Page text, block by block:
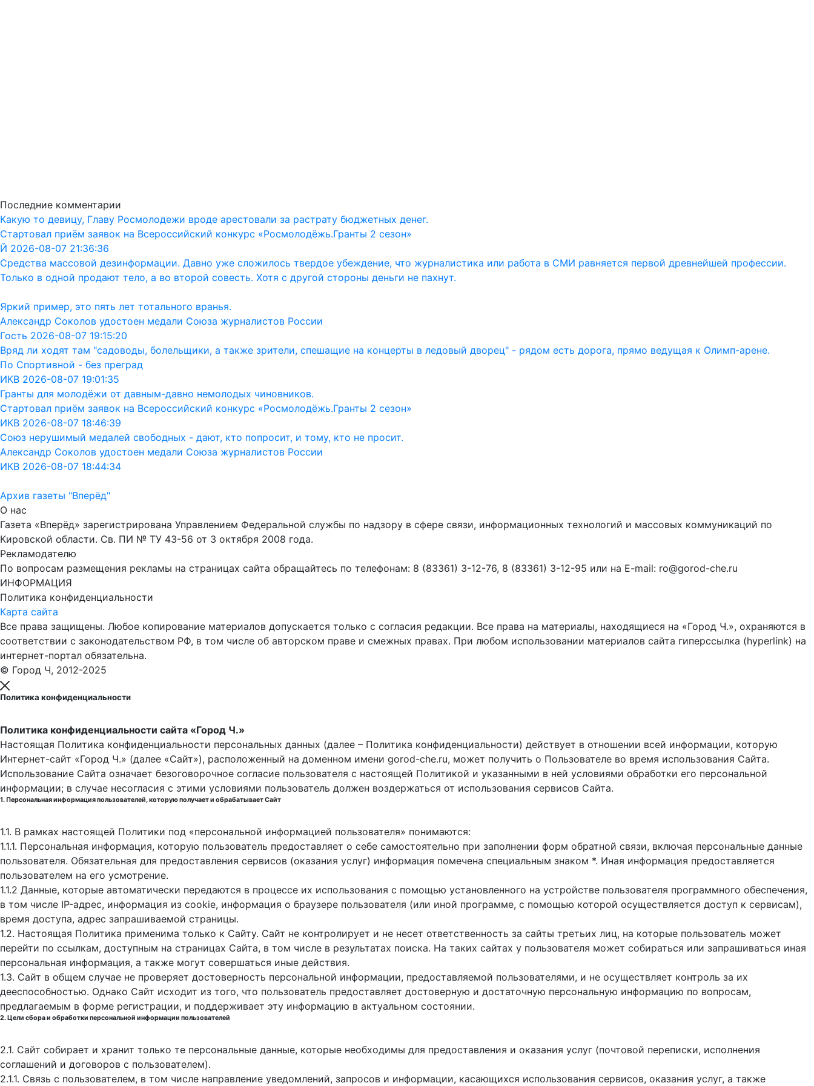
Последние комментарии
Какую то девицу, Главу Росмолодежи вроде арестовали за растрату бюджетных денег.
Стартовал приём заявок на Всероссийский конкурс «Росмолодёжь.Гранты 2 сезон»
Й 2026-08-07 21:36:36
Средства массовой дезинформации. Давно уже сложилось твердое убеждение, что журналистика или работа в СМИ равняется первой древнейшей профессии.
Только в одной продают тело, а во второй совесть. Хотя с другой стороны деньги не пахнут.
Яркий пример, это пять лет тотального вранья.
Александр Соколов удостоен медали Союза журналистов России
Гость 2026-08-07 19:15:20
Вряд ли ходят там "садоводы, болельщики, а также зрители, спешащие на концерты в ледовый дворец" - рядом есть дорога, прямо ведущая к Олимп-арене.
По Спортивной - без преград
ИКВ 2026-08-07 19:01:35
Гранты для молодёжи от давным-давно немолодых чиновников.
Стартовал приём заявок на Всероссийский конкурс «Росмолодёжь.Гранты 2 сезон»
ИКВ 2026-08-07 18:46:39
Союз нерушимый медалей свободных - дают, кто попросит, и тому, кто не просит.
Александр Соколов удостоен медали Союза журналистов России
ИКВ 2026-08-07 18:44:34
Архив газеты "Вперёд"
О нас
Газета «Вперёд» зарегистрирована Управлением Федеральной службы по надзору в сфере связи, информационных технологий и массовых коммуникаций по
Кировской области. Св. ПИ № ТУ 43-56 от 3 октября 2008 года.
Рекламодателю
По вопросам размещения рекламы на страницах сайта обращайтесь по телефонам: 8 (83361) 3-12-76, 8 (83361) 3-12-95 или на E-mail: ro@gorod-che.ru
ИНФОРМАЦИЯ
Политика конфиденциальности
Карта сайта
Все права защищены. Любое копирование материалов допускается только с согласия редакции. Все права на материалы, находящиеся на «Город Ч.», охраняются в
соответствии с законодательством РФ, в том числе об авторском праве и смежных правах. При любом использовании материалов сайта гиперссылка (hyperlink) на
интернет-портал обязательна.
© Город Ч, 2012-2025
Политика конфиденциальности
Политика конфиденциальности сайта «Город Ч.»
Настоящая Политика конфиденциальности персональных данных (далее – Политика конфиденциальности) действует в отношении всей информации, которую
Интернет-сайт «Город Ч.» (далее «Сайт»), расположенный на доменном имени gorod-che.ru, может получить о Пользователе во время использования Cайта.
Использование Сайта означает безоговорочное согласие пользователя с настоящей Политикой и указанными в ней условиями обработки его персональной
информации; в случае несогласия с этими условиями пользователь должен воздержаться от использования сервисов Сайта.
1. Персональная информация пользователей, которую получает и обрабатывает Сайт
1.1. В рамках настоящей Политики под «персональной информацией пользователя» понимаются:
1.1.1. Персональная информация, которую пользователь предоставляет о себе самостоятельно при заполнении форм обратной связи, включая персональные данные
пользователя. Обязательная для предоставления сервисов (оказания услуг) информация помечена специальным знаком *. Иная информация предоставляется
пользователем на его усмотрение.
1.1.2 Данные, которые автоматически передаются в процессе их использования с помощью установленного на устройстве пользователя программного обеспечения,
в том числе IP-адрес, информация из cookie, информация о браузере пользователя (или иной программе, с помощью которой осуществляется доступ к cервисам),
время доступа, адрес запрашиваемой страницы.
1.2. Настоящая Политика применима только к Сайту. Сайт не контролирует и не несет ответственность за сайты третьих лиц, на которые пользователь может
перейти по ссылкам, доступным на страницах Сайта, в том числе в результатах поиска. На таких сайтах у пользователя может собираться или запрашиваться иная
персональная информация, а также могут совершаться иные действия.
1.3. Сайт в общем случае не проверяет достоверность персональной информации, предоставляемой пользователями, и не осуществляет контроль за их
дееспособностью. Однако Сайт исходит из того, что пользователь предоставляет достоверную и достаточную персональную информацию по вопросам,
предлагаемым в форме регистрации, и поддерживает эту информацию в актуальном состоянии.
2. Цели сбора и обработки персональной информации пользователей
2.1. Сайт собирает и хранит только те персональные данные, которые необходимы для предоставления и оказания услуг (почтовой переписки, исполнения
соглашений и договоров с пользователем).
2.1.1. Связь с пользователем, в том числе направление уведомлений, запросов и информации, касающихся использования сервисов, оказания услуг, а также